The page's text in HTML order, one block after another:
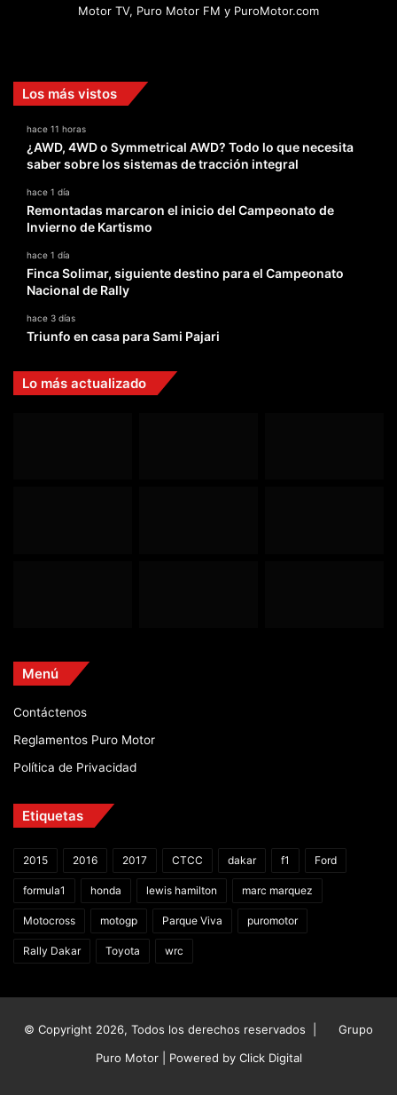
Motor TV, Puro Motor FM y PuroMotor.com
Los más vistos
hace 11 horas
¿AWD, 4WD o Symmetrical AWD? Todo lo que necesita
saber sobre los sistemas de tracción integral
hace 1 día
Remontadas marcaron el inicio del Campeonato de
Invierno de Kartismo
hace 1 día
Finca Solimar, siguiente destino para el Campeonato
Nacional de Rally
hace 3 días
Triunfo en casa para Sami Pajari
Lo más actualizado
Menú
Contáctenos
Reglamentos Puro Motor
Política de Privacidad
Etiquetas
2015 2016 2017 CTCC dakar f1 Ford
formula1 honda lewis hamilton marc marquez
Motocross motogp Parque Viva puromotor
Rally Dakar Toyota wrc
© Copyright 2026, Todos los derechos reservados |
Grupo
Puro Motor | Powered by Click Digital